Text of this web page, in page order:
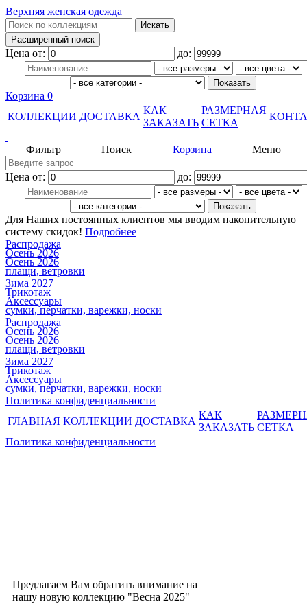
Верхняя женская одежда
Цена от: до:
Корзина 0
КОЛЛЕКЦИИ ДОСТАВКА
КАК
ЗАКАЗАТЬ
РАЗМЕРНАЯ
СЕТКА
Меню
Корзина
Поиск
Фильтр
Цена от: до:
Для Наших постоянных клиентов мы вводим накопительную
систему скидок! Подробнее
Распродажа
Осень 2026
Осень 2026
плащи, ветровки
Зима 2027
Трикотаж
Аксессуары
сумки, перчатки, варежки, носки
Распродажа
Осень 2026
Осень 2026
плащи, ветровки
Зима 2027
Трикотаж
Аксессуары
сумки, перчатки, варежки, носки
Политика конфиденциальности
ГЛАВНАЯ КОЛЛЕКЦИИ ДОСТАВКА
КАК
ЗАКАЗАТЬ СЕТКА
Политика конфиденциальности
Предлагаем Вам обратить внимание на
нашу новую коллекцию "Весна 2025"